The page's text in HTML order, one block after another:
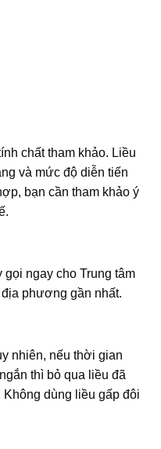
chất tham khảo. Liều
và mức độ diễn tiến
bạn cần tham khảo ý
ngay cho Trung tâm
phương gần nhất.
nhiên, nếu thời gian
thì bỏ qua liều đã
dùng liều gấp đôi